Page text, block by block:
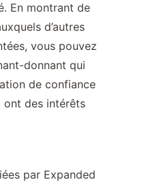
En montrant de
d’autres
vous pouvez
donnant qui
de confiance
ont des intérêts
par Expanded